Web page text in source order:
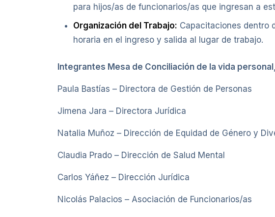
para hijos/as de funcionarios/as que ingresan a
Organización del Trabajo: Capacitaciones dentro
horaria en el ingreso y salida al lugar de trabajo.
Integrantes Mesa de Conciliación de la vida
Paula Bastías – Directora de Gestión de Personas
Jimena Jara – Directora Jurídica
Natalia Muñoz – Dirección de Equidad de Género y
Claudia Prado – Dirección de Salud Mental
Carlos Yáñez – Dirección Jurídica
Nicolás Palacios – Asociación de Funcionarios/as